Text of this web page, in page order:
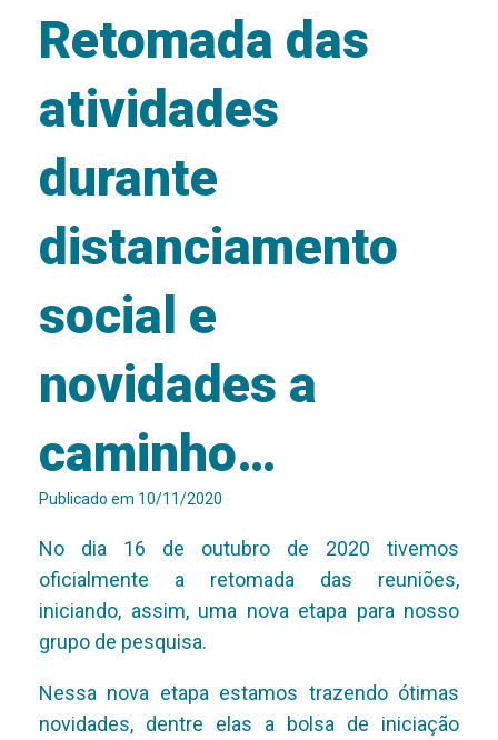
Retomada das
atividades
durante
distanciamento
social e
novidades a
caminho…
Publicado em 10/11/2020
No dia 16 de outubro de 2020 tivemos
oficialmente a retomada das reuniões,
iniciando, assim, uma nova etapa para nosso
grupo de pesquisa.
Nessa nova etapa estamos trazendo ótimas
novidades, dentre elas a bolsa de iniciação